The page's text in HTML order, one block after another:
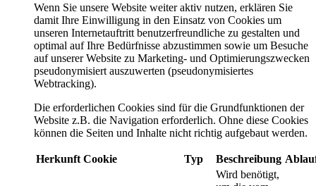
Wenn Sie unsere Website weiter aktiv nutzen, erklären Sie
damit Ihre Einwilligung in den Einsatz von Cookies um
unseren Internetauftritt benutzerfreundliche zu gestalten und
optimal auf Ihre Bedürfnisse abzustimmen sowie um Besuche
auf unserer Website zu Marketing- und Optimierungszwecken
pseudonymisiert auszuwerten (pseudonymisiertes
Webtracking).
Die erforderlichen Cookies sind für die Grundfunktionen der
Website z.B. die Navigation erforderlich. Ohne diese Cookies
können die Seiten und Inhalte nicht richtig aufgebaut werden.
Herkunft Cookie Typ Beschreibung
Wird benötigt,